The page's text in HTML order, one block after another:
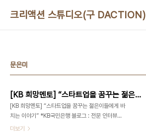
크리액션 스튜디오(구 DACTION)
문은미
[KB 희망멘토] “스타트업을 꿈꾸는 젊은이들에게 바치는 이야기”
[KB 희망멘토] “스타트업을 꿈꾸는 젊은이들에게 바
치는 이야기” *KB국민은행 블로그 : 전문 인터뷰어
- 디액션[DeliciousAction] 대표 최정욱 (문의)
더보기